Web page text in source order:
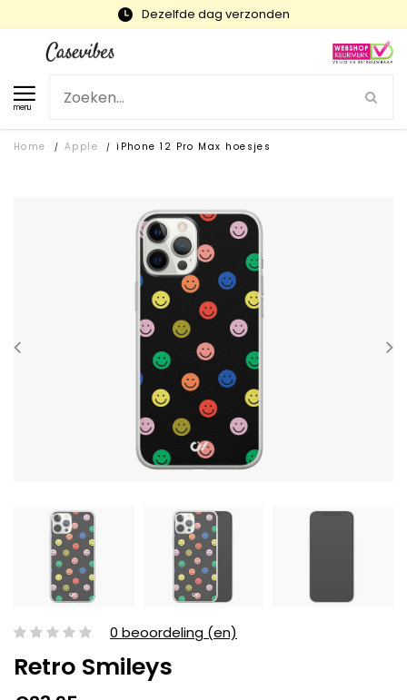
Snelle levering en gratis ruilen
menu
Home / Apple / iPhone 12 Pro Max hoesjes
0 beoordeling (en)
Retro Smileys